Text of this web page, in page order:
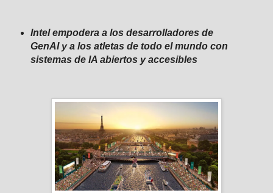
Intel empodera a los desarrolladores de
GenAI y a los atletas de todo el mundo con
sistemas de IA abiertos y accesibles